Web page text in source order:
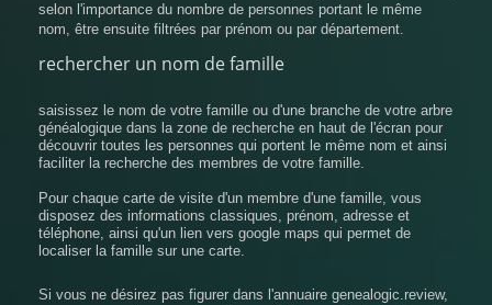
selon l'importance du nombre de personnes portant le même
nom, être ensuite filtrées par prénom ou par département.
rechercher un nom de famille
saisissez le nom de votre famille ou d'une branche de votre arbre
généalogique dans la zone de recherche en haut de l'écran pour
découvrir toutes les personnes qui portent le même nom et ainsi
faciliter la recherche des membres de votre famille.
Pour chaque carte de visite d'un membre d'une famille, vous
disposez des informations classiques, prénom, adresse et
téléphone, ainsi qu'un lien vers google maps qui permet de
localiser la famille sur une carte.
Si vous ne désirez pas figurer dans l'annuaire genealogic.review,